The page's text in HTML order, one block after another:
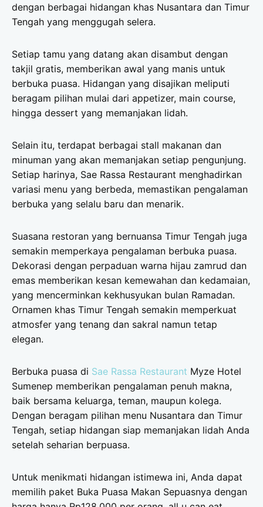
dengan berbagai hidangan khas Nusantara dan Timur
Tengah yang menggugah selera.
Setiap tamu yang datang akan disambut dengan
takjil gratis, memberikan awal yang manis untuk
berbuka puasa. Hidangan yang disajikan meliputi
beragam pilihan mulai dari appetizer, main course,
hingga dessert yang memanjakan lidah.
Selain itu, terdapat berbagai stall makanan dan
minuman yang akan memanjakan setiap pengunjung.
Setiap harinya, Sae Rassa Restaurant menghadirkan
variasi menu yang berbeda, memastikan pengalaman
berbuka yang selalu baru dan menarik.
Suasana restoran yang bernuansa Timur Tengah juga
semakin memperkaya pengalaman berbuka puasa.
Dekorasi dengan perpaduan warna hijau zamrud dan
emas memberikan kesan kemewahan dan kedamaian,
yang mencerminkan kekhusyukan bulan Ramadan.
Ornamen khas Timur Tengah semakin memperkuat
atmosfer yang tenang dan sakral namun tetap
elegan.
Berbuka puasa di Sae Rassa Restaurant Myze Hotel
Sumenep memberikan pengalaman penuh makna,
baik bersama keluarga, teman, maupun kolega.
Dengan beragam pilihan menu Nusantara dan Timur
Tengah, setiap hidangan siap memanjakan lidah Anda
setelah seharian berpuasa.
Untuk menikmati hidangan istimewa ini, Anda dapat
memilih paket Buka Puasa Makan Sepuasnya dengan